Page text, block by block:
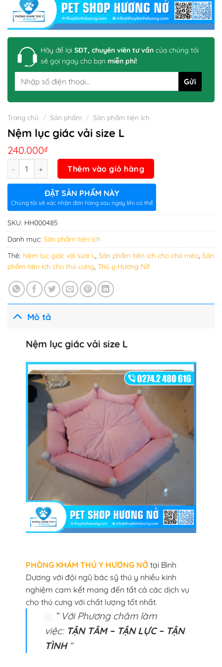
Hãy để lại SĐT, chuyên viên tư vấn của chúng tôi
sẽ gọi ngay cho bạn miễn phí!
Trang chủ / Sản phẩm / Sản phẩm tiện ích
Nệm lục giác vải size L
240.000₫
Thêm vào giỏ hàng
ĐẶT SẢN PHẨM NÀY
Chúng tôi sẽ xác nhận đơn hàng sau ngay khi có thể
SKU: HH000485
Danh mục: Sản phẩm tiện ích
Thẻ: Nệm lục giác vải size L, Sản phẩm tiện ích cho chó mèo, Sản
phẩm tiện ích cho thú cưng, Thú y Hương Nỡ
Mô tả
Nệm lục giác vải size L
PHÒNG KHÁM THÚ Y HƯƠNG NỞtại Bình
Dương với đội ngũ bác sỹ thú y nhiều kinh
nghiệm cam kết mang đến tất cả các dịch vụ
cho thú cưng với chất lượng tốt nhất.
” Với Phương châm làm
việc: TẬN TÂM – TẬN LỰC – TẬN
TÌNH“